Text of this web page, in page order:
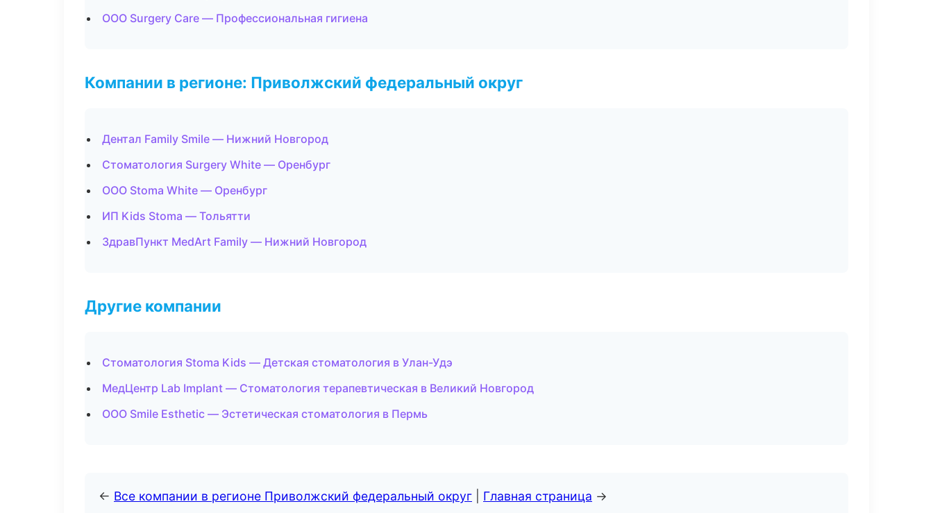
ООО Surgery Care — Профессиональная гигиена
Компании в регионе: Приволжский федеральный округ
Дентал Family Smile — Нижний Новгород
Стоматология Surgery White — Оренбург
ООО Stoma White — Оренбург
ИП Kids Stoma — Тольятти
ЗдравПункт MedArt Family — Нижний Новгород
Другие компании
Стоматология Stoma Kids — Детская стоматология в Улан-Удэ
МедЦентр Lab Implant — Стоматология терапевтическая в Великий Новгород
ООО Smile Esthetic — Эстетическая стоматология в Пермь
← Все компании в регионе Приволжский федеральный округ Главная страница →